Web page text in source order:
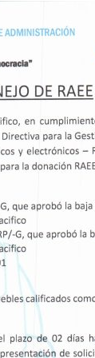
RUMBO Y
17 FEB, 26
El Gobierno